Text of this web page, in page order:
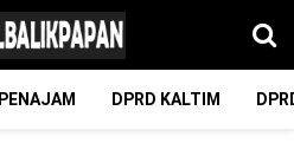
PENAJAM DPRD KALTIM